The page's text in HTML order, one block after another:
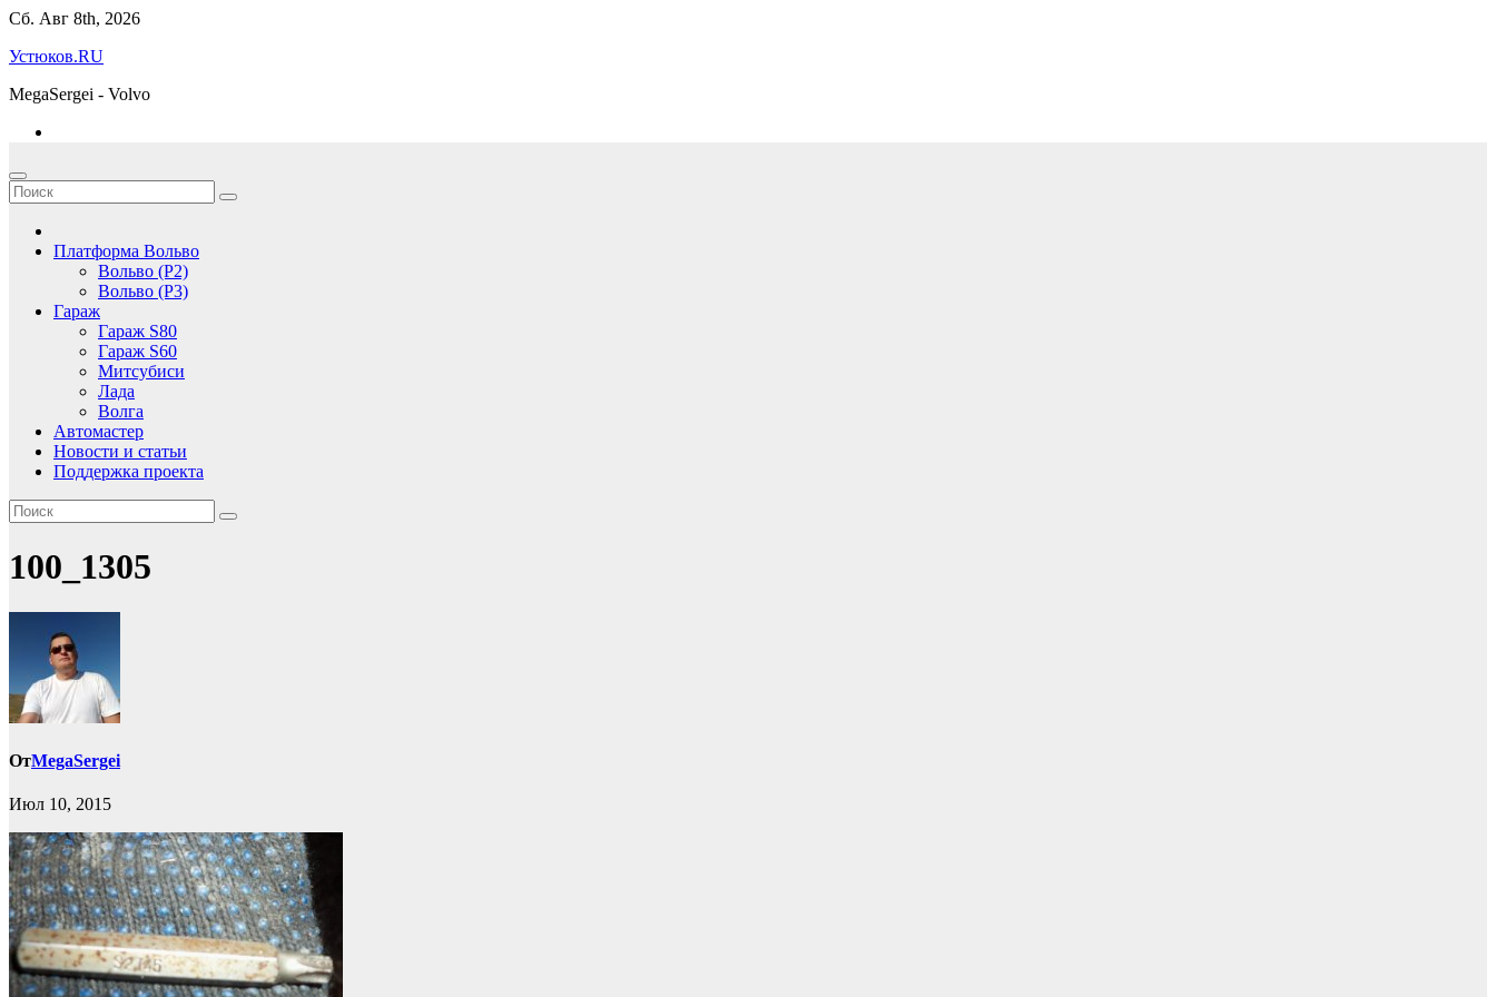
Перейти
содержимому
Сб. Авг 8th, 2026
Устюков.RU
MegaSergei - Volvo
Платформа Вольво
Вольво (P2)
Вольво (P3)
Гараж
Гараж S80
Гараж S60
Митсубиси
Лада
Волга
Автомастер
Новости и статьи
Поддержка проекта
100_1305
ОтMegaSergei
Июл 10, 2015